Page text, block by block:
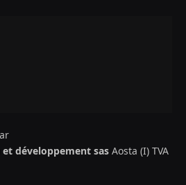
développement sas Aosta (I) TVA